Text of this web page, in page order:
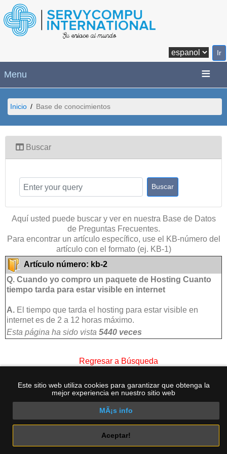
Este sitio web utiliza cookies para garantizar que obtenga la
mejor experiencia en nuestro sitio web
MÃ¡s info
Aceptar!
Menu
Inicio Base de conocimientos
Buscar
Aquí usted puede buscar y ver en nuestra Base de Datos
de Preguntas Frecuentes.
Para encontrar un artículo específico, use el KB-número del
artículo con el formato (ej. KB-1)
Artículo número: kb-2
Q. Cuando yo compro un paquete de Hosting Cuanto
tiempo tarda para estar visible en internet
A. El tiempo que tarda el hosting para estar visible en
internet es de 2 a 12 horas máximo.
Esta página ha sido vista 5440 veces
Regresar a Búsqueda
|CREAR CUENTA|Términos| Mi Carro
Copyright © 2003- 2026 Servycompu International. All rights
reserved.